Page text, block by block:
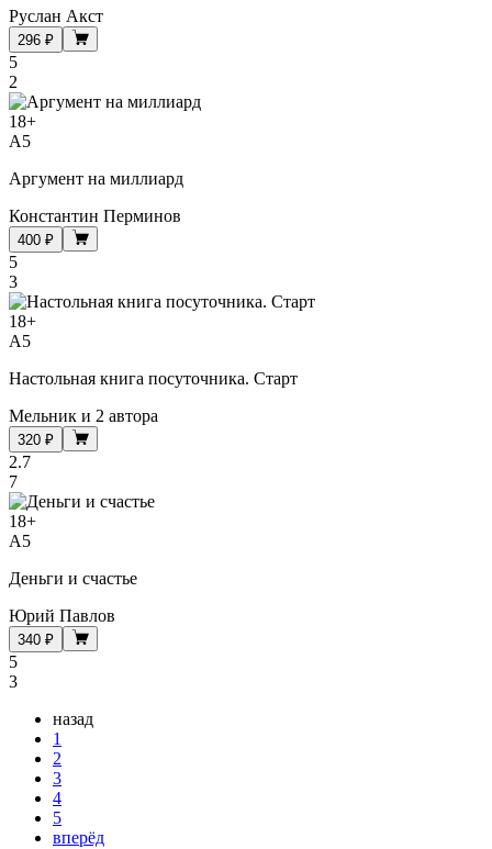
Руслан Акст
296 ₽
5
2
18+
A5
Аргумент на миллиард
Константин Перминов
400 ₽
5
3
18+
A5
Настольная книга посуточника. Старт
Мельник и 2 автора
320 ₽
2.7
7
18+
A5
Деньги и счастье
Юрий Павлов
340 ₽
5
3
назад
1
2
3
4
5
вперёд